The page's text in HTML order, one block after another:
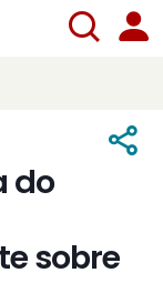
do
sobre